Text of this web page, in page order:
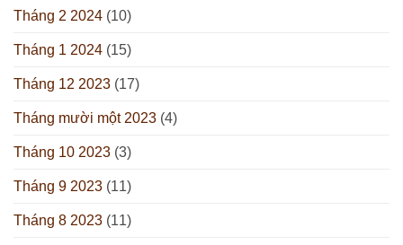
Tháng 2 2024 (10)
Tháng 1 2024 (15)
Tháng 12 2023 (17)
Tháng mười một 2023 (4)
Tháng 10 2023 (3)
Tháng 9 2023 (11)
Tháng 8 2023 (11)